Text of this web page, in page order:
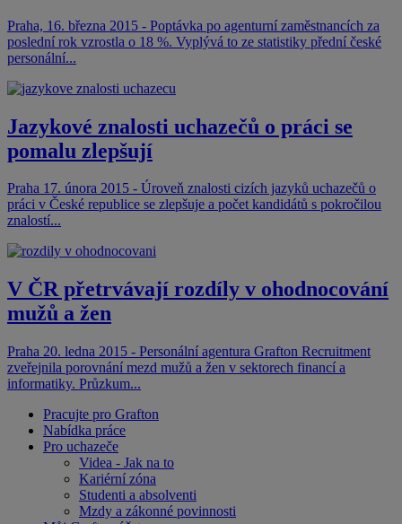
Praha, 16. března 2015 - Poptávka po agenturní zaměstnancích za
poslední rok vzrostla o 18 %. Vyplývá to ze statistiky přední české
personální...
Jazykové znalosti uchazečů o práci se
pomalu zlepšují
Praha 17. února 2015 - Úroveň znalosti cizích jazyků uchazečů o
práci v České republice se zlepšuje a počet kandidátů s pokročilou
znalostí...
V ČR přetrvávají rozdíly v ohodnocování
mužů a žen
Praha 20. ledna 2015 - Personální agentura Grafton Recruitment
zveřejnila porovnání mezd mužů a žen v sektorech financí a
informatiky. Průzkum...
Pracujte pro Grafton
Nabídka práce
Pro uchazeče
Videa - Jak na to
Kariérní zóna
Studenti a absolventi
Mzdy a zákonné povinnosti